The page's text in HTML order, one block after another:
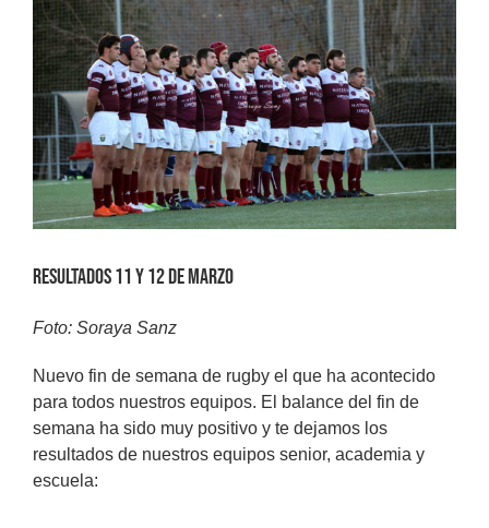
más
grande
Resultados 11 y 12 de marzo
Foto: Soraya Sanz
Nuevo fin de semana de rugby el que ha acontecido
para todos nuestros equipos. El balance del fin de
semana ha sido muy positivo y te dejamos los
resultados de nuestros equipos senior, academia y
escuela: